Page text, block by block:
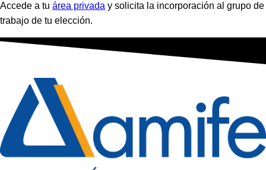
Accede a tu área privada y solicita la incorporación al grupo de
trabajo de tu elección.